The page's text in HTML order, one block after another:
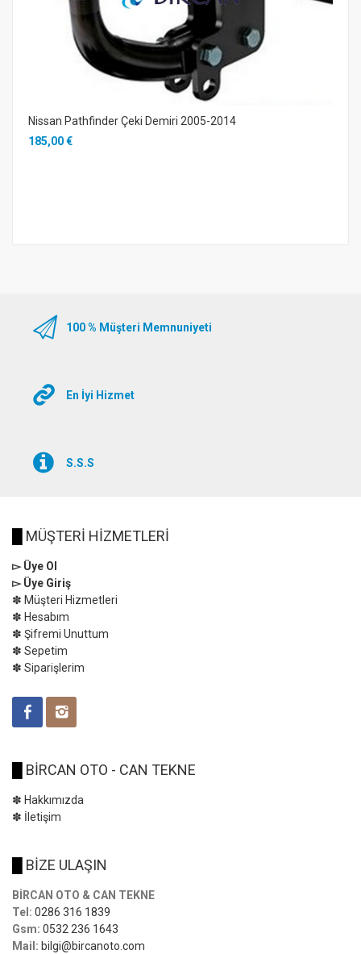
Nissan Pathfinder Çeki Demiri 2005-2014
185,00 €
100 % Müşteri Memnuniyeti
En İyi Hizmet
S.S.S
MÜŞTERİ HİZMETLERİ
▻ Üye Ol
▻ Üye Giriş
✽ Müşteri Hizmetleri
✽ Hesabım
✽ Şifremi Unuttum
✽ Sepetim
✽ Siparişlerim
BİRCAN OTO - CAN TEKNE
✽ Hakkımızda
✽ İletişim
BİZE ULAŞIN
BİRCAN OTO & CAN TEKNE
Tel: 0286 316 1839
Gsm: 0532 236 1643
Mail: bilgi@bircanoto.com